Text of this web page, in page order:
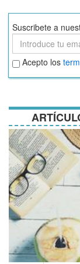
Suscribete a
Suscribete
Aceptar
términos
y
Acepto los